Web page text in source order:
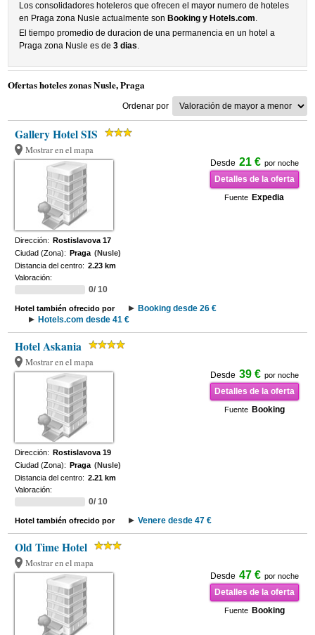
Los consolidadores hoteleros que ofrecen el mayor numero de hoteles
en Praga zona Nusle actualmente son Booking y Hotels.com.
El tiempo promedio de duracion de una permanencia en un hotel a
Praga zona Nusle es de3 dias.
Ofertas hoteles zonas Nusle, Praga
Ordenar por
Gallery Hotel SIS
Mostrar en el mapa
Desde 21 € por noche
Detalles de la oferta
Fuente Expedia
Dirección: Rostislavova 17
Ciudad (Zona): Praga (Nusle)
Distancia del centro: 2.23 km
Valoración:
0/ 10
Hotel también ofrecido por
Booking desde 26 €
Hotels.com desde 41 €
Hotel Askania
Mostrar en el mapa
Desde 39 € por noche
Detalles de la oferta
Fuente Booking
Dirección: Rostislavova 19
Ciudad (Zona): Praga (Nusle)
Distancia del centro: 2.21 km
Valoración:
0/ 10
Hotel también ofrecido por Venere desde 47 €
Old Time Hotel
Mostrar en el mapa
Desde 47 € por noche
Detalles de la oferta
Fuente Booking